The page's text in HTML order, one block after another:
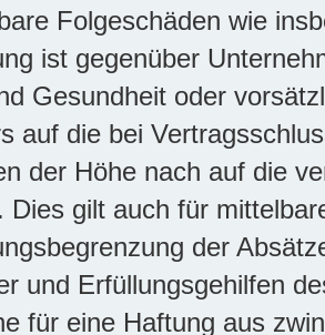
Folgeschäden wie
ist gegenüber
Gesundheit oder
auf die bei
der Höhe nach auf die
Dies gilt auch für
der
und Erfüllungsgehilfen
für eine Haftung aus